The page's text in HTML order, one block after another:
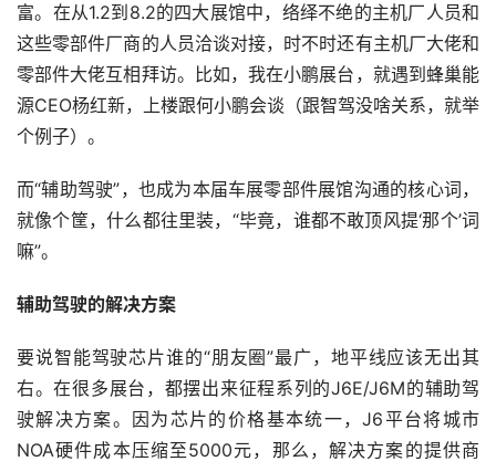
富。在从1.2到8.2的四大展馆中，络绎不绝的主机厂人员和
这些零部件厂商的人员洽谈对接，时不时还有主机厂大佬和
零部件大佬互相拜访。比如，我在小鹏展台，就遇到蜂巢能
源CEO杨红新，上楼跟何小鹏会谈（跟智驾没啥关系，就举
个例子）。
而“辅助驾驶”，也成为本届车展零部件展馆沟通的核心词，
就像个筐，什么都往里装，“毕竟，谁都不敢顶风提‘那个’词
嘛”。
辅助驾驶的解决方案
要说智能驾驶芯片谁的“朋友圈”最广，地平线应该无出其
右。在很多展台，都摆出来征程系列的J6E/J6M的辅助驾
驶解决方案。因为芯片的价格基本统一，J6平台将城市
NOA硬件成本压缩至5000元，那么，解决方案的提供商